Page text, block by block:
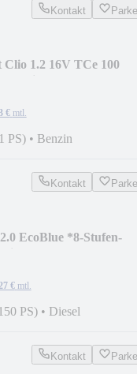
Kontakt
Clio 1.2 16V TCe 100
€ mtl.
PS) • Benzin
Kontakt
EcoBlue *8-Stufen-
€ mtl.
PS) • Diesel
Kontakt